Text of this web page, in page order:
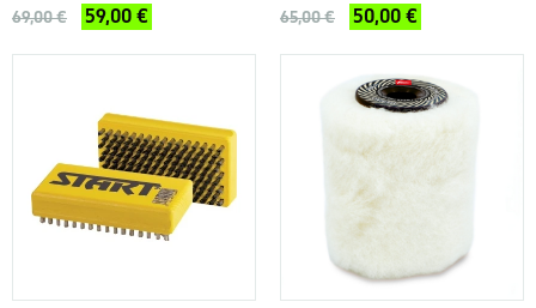
69,00 € 59,00 € 65,00 € 50,00 €